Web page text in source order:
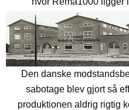
Den danske
sabotage blev gjort så
produktionen aldrig rigtig